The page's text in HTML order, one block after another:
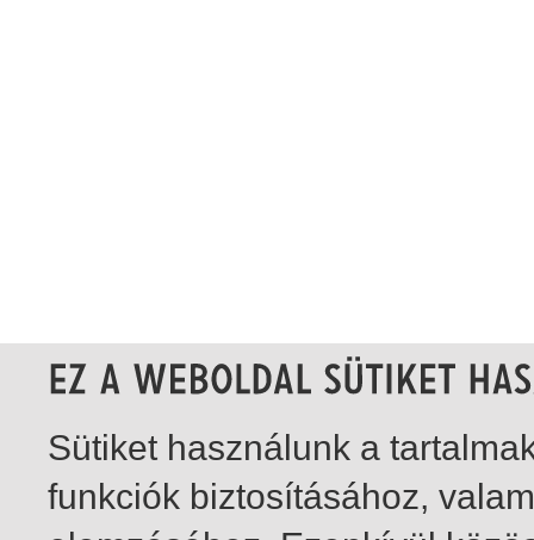
Sütiket használunk a
funkciók biztosításához,